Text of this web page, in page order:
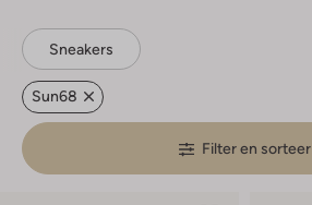
Sneakers
Sun68
Filter en sorteer